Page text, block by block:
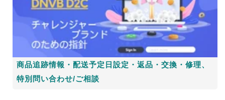
商品追跡情報・配送予定日設定・返品・交換・修理、
特別問い合わせ/ご相談